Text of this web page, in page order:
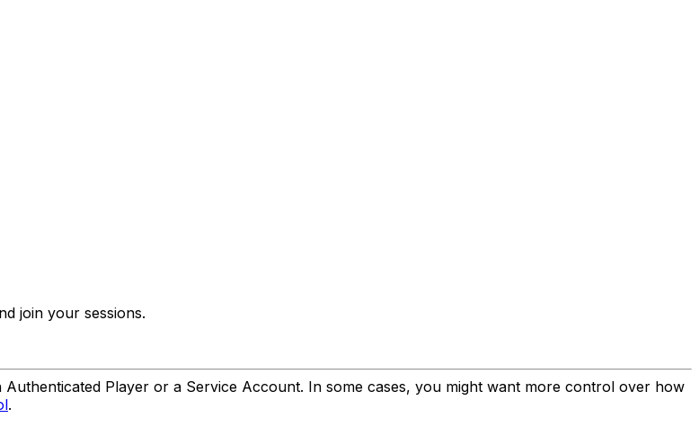
join your sessions.
Player or a Service Account. In some cases, you might want more control over how
.